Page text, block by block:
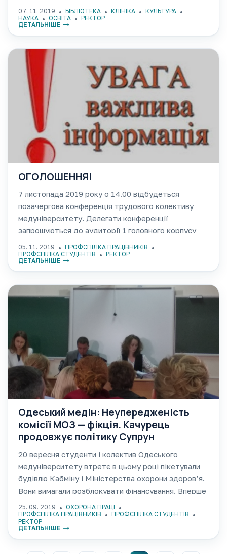
зв’язку з чим з лютого 2019 р. студентам не
виплачується стипендія, а працівникам клінік
університету — заробітна
07. 11. 2019 БІБЛІОТЕКА КЛІНІКА
КУЛЬТУРА
НАУКА
ОСВІТА
РЕКТОР
ДЕТАЛЬНІШЕ
ОГОЛОШЕННЯ!
7 листопада 2019 року о 14.00 відбудеться
позачергова конференція трудового колективу
медуніверситету. Делегати конференції
запрошуються до аудиторії 1 головного корпусу
ОНМедУ. Профком
05. 11. 2019
ПРОФСПІЛКА ПРАЦІВНИКІВ
ПРОФСПІЛКА СТУДЕНТІВ
РЕКТОР
ДЕТАЛЬНІШЕ
Одеський медін: Неупередженість
комісії МОЗ — фікція. Качурець
продовжує політику Супрун
20 вересня студенти і колектив Одеського
медуніверситету втретє в цьому році пікетували
будівлю Кабміну і Міністерства охорони здоров’я.
Вони вимагали розблокувати фінансування. Вперше
за весь час протистояння до протестувальників
вийшов представник МОЗ — радник міністра
Дмитро Раїмов. Він пообіцяв, що
25. 09. 2019
ОХОРОНА ПРАЦІ
ПРОФСПІЛКА ПРАЦІВНИКІВ
ПРОФСПІЛКА СТУДЕНТІВ
РЕКТОР
ДЕТАЛЬНІШЕ